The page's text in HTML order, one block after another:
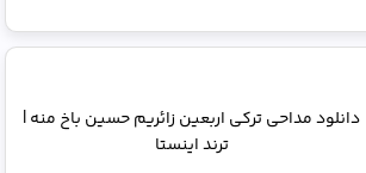
دانلود مداحی ترکی اربعین زائریم حسین باخ منه |
ترند اینستا